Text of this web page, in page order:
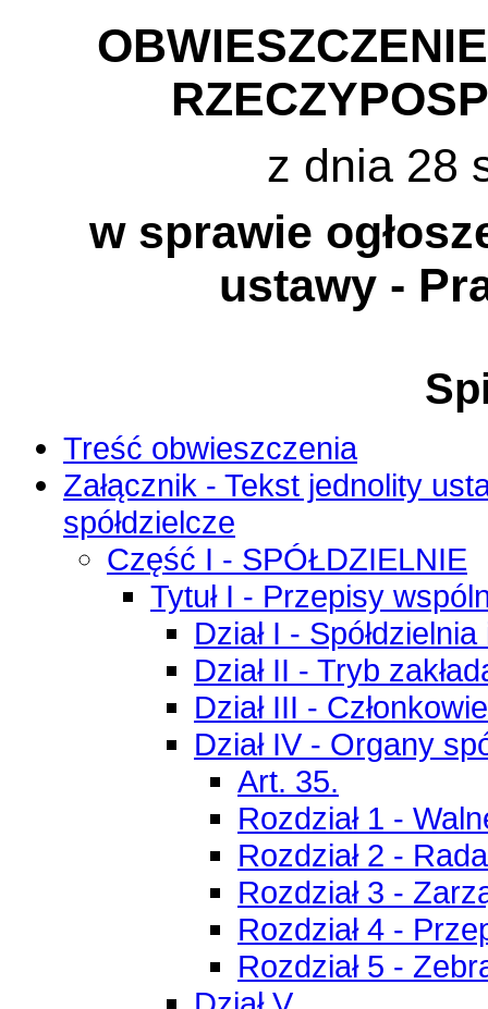
z dnia 28
w sprawie
ustawy -
Treść obwieszczenia
Załącznik - Tekst jednolity
spółdzielcze
Część I - SPÓŁDZIELNIE
Tytuł I - Przepisy
Dział I -
Dział II - Tryb
Dział III -
Dział IV - Organy
Art. 35.
Rozdział 1 -
Rozdział 2 -
Rozdział 3 -
Rozdział 4 -
Rozdział 5 -